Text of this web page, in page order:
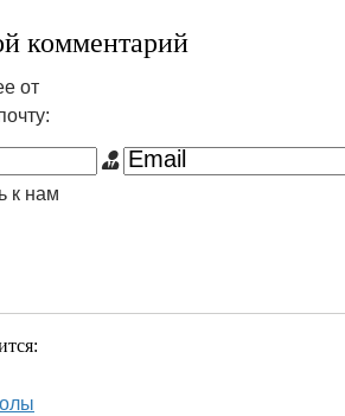
комментарий
от
к нам